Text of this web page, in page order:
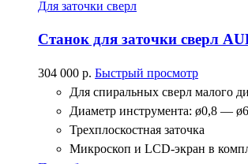
Для заточки сверл
Cтанок для заточки сверл
304 000 р. Быстрый просмотр
Для спиральных сверл малого
Диаметр инструмента: ø0,8 —
Трехплоскостная заточка
Микроскоп и LCD-экран в